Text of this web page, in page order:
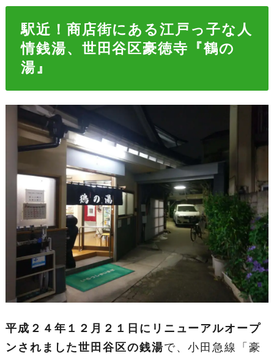
駅近！商店街にある江戸っ子な人
情銭湯、世田谷区豪徳寺『鶴の
湯』
平成２４年１２月２１日にリニューアルオープ
ンされました世田谷区の銭湯で、小田急線「豪